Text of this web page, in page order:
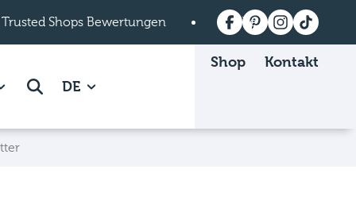
Shops Bewertungen Versandkostenfrei
mera page.
subpages of Über mera page.
Suche DE
Shop Kontakt